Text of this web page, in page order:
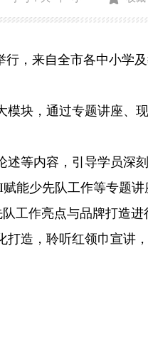
，来自全市各中小学
模块，通过专题讲座、
等内容，引导学员深
赋能少先队工作等专题
工作亮点与品牌打造进
造，聆听红领巾宣讲